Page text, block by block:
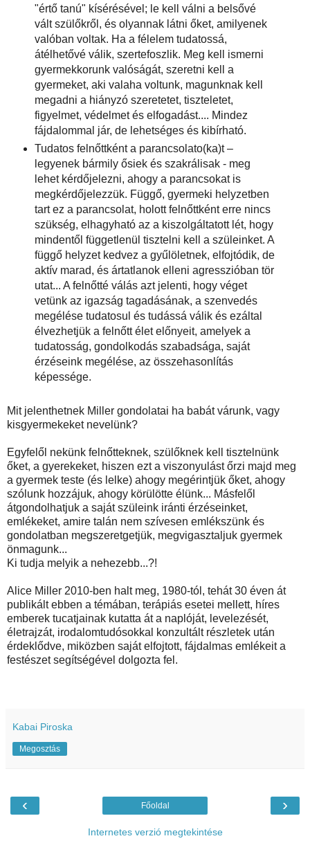
"értő tanú" kísérésével; le kell válni a belsővé
vált szülőkről, és olyannak látni őket, amilyenek
valóban voltak. Ha a félelem tudatossá,
átélhetővé válik, szertefoszlik. Meg kell ismerni
gyermekkorunk valóságát, szeretni kell a
gyermeket, aki valaha voltunk, magunknak kell
megadni a hiányzó szeretetet, tiszteletet,
figyelmet, védelmet és elfogadást.... Mindez
fájdalommal jár, de lehetséges és kibírható.
Tudatos felnőttként a parancsolato(ka)t –
legyenek bármily ősiek és szakrálisak - meg
lehet kérdőjelezni, ahogy a parancsokat is
megkérdőjelezzük. Függő, gyermeki helyzetben
tart ez a parancsolat, holott felnőttként erre nincs
szükség, elhagyható az a kiszolgáltatott lét, hogy
mindentől függetlenül tisztelni kell a szüleinket. A
függő helyzet kedvez a gyűlöletnek, elfojtódik, de
aktív marad, és ártatlanok elleni agresszióban tör
utat... A felnőtté válás azt jelenti, hogy véget
vetünk az igazság tagadásának, a szenvedés
megélése tudatosul és tudássá válik és ezáltal
élvezhetjük a felnőtt élet előnyeit, amelyek a
tudatosság, gondolkodás szabadsága, saját
érzéseink megélése, az összehasonlítás
képessége.
Mit jelenthetnek Miller gondolatai ha babát várunk, vagy
kisgyermekeket nevelünk?
Egyfelől nekünk felnőtteknek, szülőknek kell tisztelnünk
őket, a gyerekeket, hiszen ezt a viszonyulást őrzi majd meg
a gyermek teste (és lelke) ahogy megérintjük őket, ahogy
szólunk hozzájuk, ahogy körülötte élünk... Másfelől
átgondolhatjuk a saját szüleink iránti érzéseinket,
emlékeket, amire talán nem szívesen emlékszünk és
gondolatban megszeretgetjük, megvigasztaljuk gyermek
önmagunk...
Ki tudja melyik a nehezebb...?!
Alice Miller 2010-ben halt meg, 1980-tól, tehát 30 éven át
publikált ebben a témában, terápiás esetei mellett, híres
emberek tucatjainak kutatta át a naplóját, levelezését,
életrajzát, irodalomtudósokkal konzultált részletek után
érdeklődve, miközben saját elfojtott, fájdalmas emlékeit a
festészet segítségével dolgozta fel.
Kabai Piroska
Megosztás
‹ ›
Főoldal
Internetes verzió megtekintése